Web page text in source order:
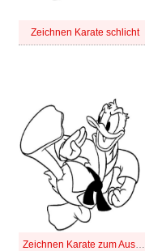
Zeichnen Karate schlicht
Zeichnen Karate zum Ausdrucken